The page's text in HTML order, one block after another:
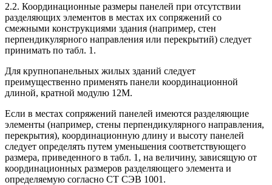
2.2. Координационные размеры панелей при отсутствии
разделяющих элементов в местах их сопряжений со
смежными конструкциями здания (например, стен
перпендикулярного направления или перекрытий) следует
принимать по табл. 1.
Для крупнопанельных жилых зданий следует
преимущественно применять панели координационной
длиной, кратной модулю 12М.
Если в местах сопряжений панелей имеются разделяющие
элементы (например, стены перпендикулярного направления,
перекрытия), координационную длину и высоту панелей
следует определять путем уменьшения соответствующего
размера, приведенного в табл. 1, на величину, зависящую от
координационных размеров разделяющего элемента и
определяемую согласно СТ СЭВ 1001.